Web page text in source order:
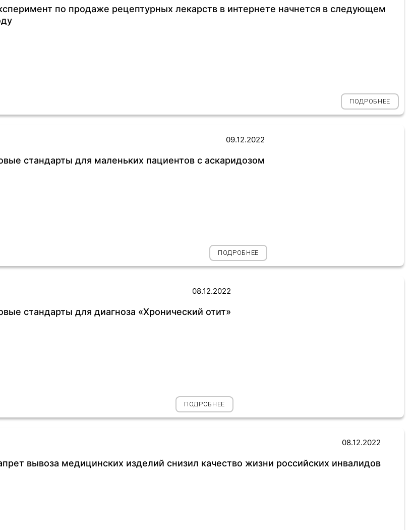
по продаже рецептурных лекарств в интернете начнется в следующем
ПОДРОБНЕЕ
09.12.2022
стандарты для маленьких пациентов с аскаридозом
ПОДРОБНЕЕ
08.12.2022
стандарты для диагноза «Хронический отит»
ПОДРОБНЕЕ
08.12.2022
вывоза медицинских изделий снизил качество жизни российских инвалидов